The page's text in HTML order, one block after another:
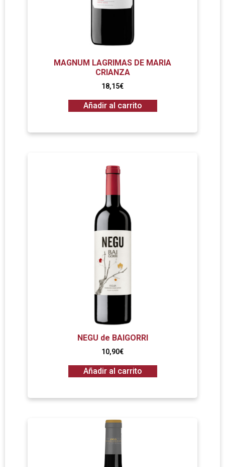
MAGNUM LAGRIMAS DE MARIA
CRIANZA
18,15€
Añadir al carrito
NEGU de BAIGORRI
10,90€
Añadir al carrito